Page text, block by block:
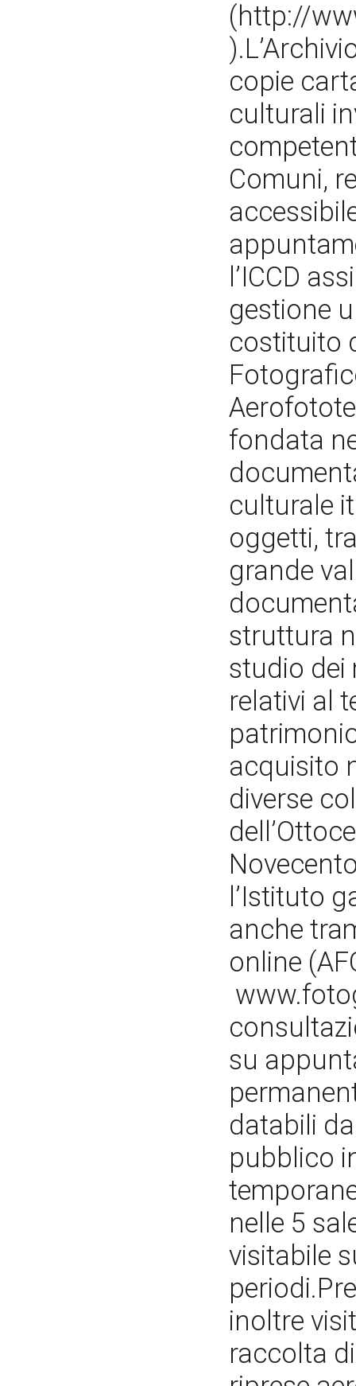
(http://
copie
culturali
Comuni,
l’ICCD
gestione
costituito
fondata
culturale
oggetti,
grande
struttura
studio dei
relativi al
acquisito
diverse
l’Istituto
anche
online
su
databili
pubblico
nelle 5
visitabile
inoltre
raccolta